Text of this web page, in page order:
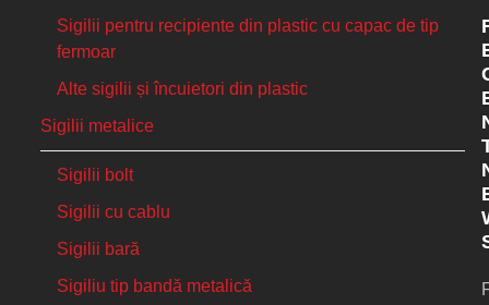
Sigilii pentru recipiente din plastic cu capac de tip
fermoar
Alte sigilii și încuietori din plastic
Sigilii metalice
Sigilii bolt
Sigilii cu cablu
Sigilii bară
Sigiliu tip bandă metalică